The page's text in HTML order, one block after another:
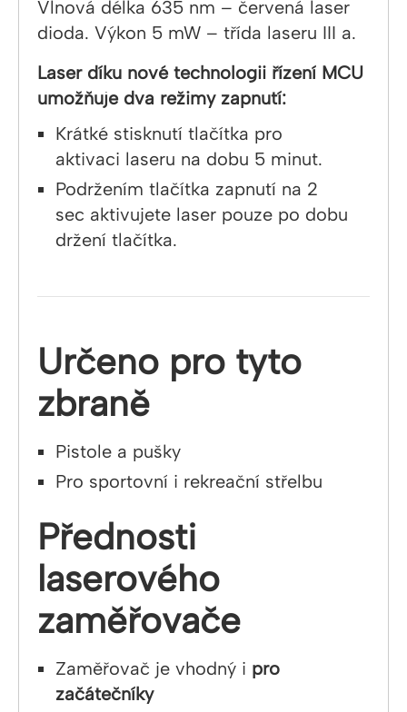
Vlnová délka 635 nm – červená laser
dioda. Výkon 5 mW – třída laseru III a.
Laser díku nové technologii řízení MCU
umožňuje dva režimy zapnutí:
Krátké stisknutí tlačítka pro
aktivaci laseru na dobu 5 minut.
Podržením tlačítka zapnutí na 2
sec aktivujete laser pouze po dobu
držení tlačítka.
Určeno pro tyto
zbraně
Pistole a pušky
Pro sportovní i rekreační střelbu
Přednosti
laserového
zaměřovače
Zaměřovač je vhodný i pro
začátečníky